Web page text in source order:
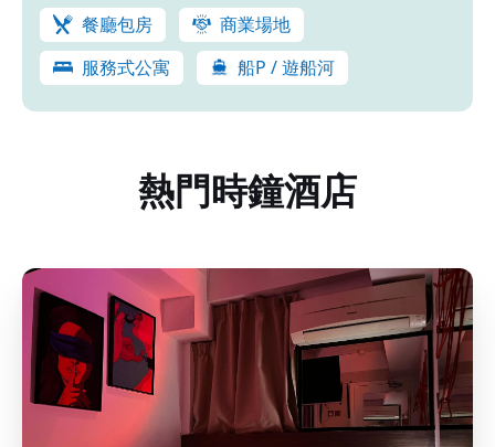
餐廳包房
商業場地
服務式公寓
船P / 遊船河
熱門時鐘酒店